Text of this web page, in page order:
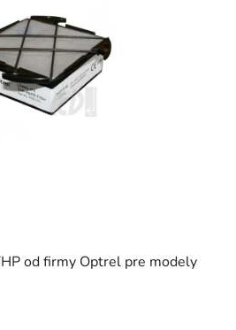
od firmy Optrel pre modely